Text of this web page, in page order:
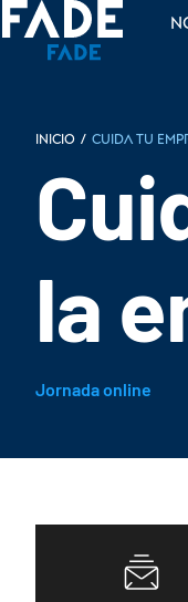
INICIO / Cuida tu
la
Jornada online